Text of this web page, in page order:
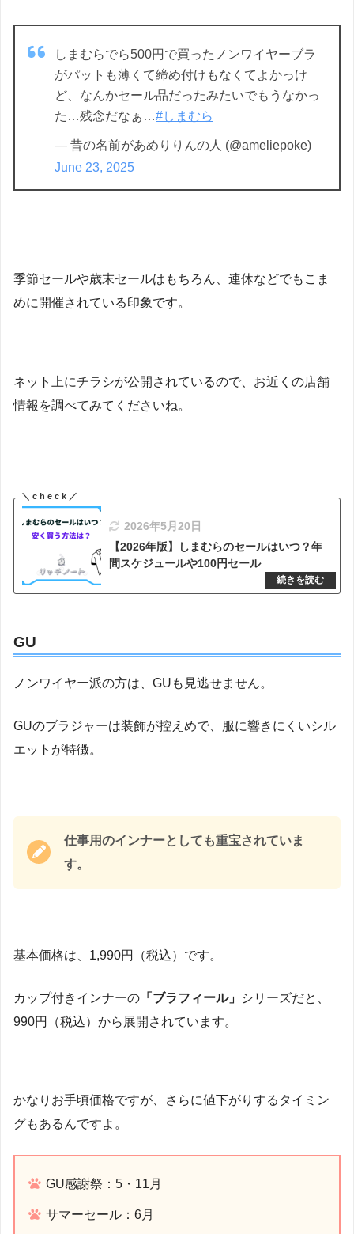
しまむらでら500円で買ったノンワイヤーブラ
がパットも薄くて締め付けもなくてよかっけ
ど、なんかセール品だったみたいでもうなかっ
た…残念だなぁ…#しまむら
— 昔の名前があめりりんの人 (@ameliepoke)
June 23, 2025
季節セールや歳末セールはもちろん、連休などでもこま
めに開催されている印象です。
ネット上にチラシが公開されているので、お近くの店舗
情報を調べてみてくださいね。
2026年5月20日
【2026年版】しまむらのセールはいつ？年
間スケジュールや100円セール
GU
ノンワイヤー派の方は、GUも見逃せません。
GUのブラジャーは装飾が控えめで、服に響きにくいシル
エットが特徴。
仕事用のインナーとしても重宝されていま
す。
基本価格は、1,990円（税込）です。
カップ付きインナーの 「ブラフィール」
シリーズだと、
990円（税込）から展開されています。
かなりお手頃価格ですが、さらに値下がりするタイミン
グもあるんですよ。
GU感謝祭：5・11月
サマーセール：6月